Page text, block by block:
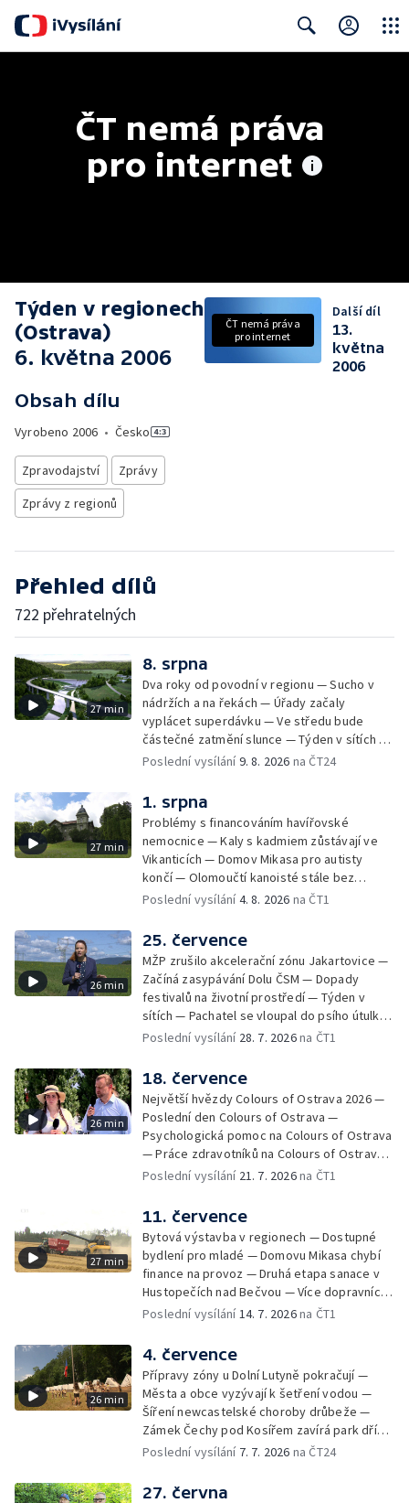
ČT nemá práva
pro internet
Týden v regionech
(Ostrava)
6. května 2006
Obsah dílu
Vyrobeno 2006 • Česko
Zpravodajství
Zprávy
Zprávy z regionů
ČT nemá práva
pro internet
Další díl
13.
května
2006
Přehled dílů
722 přehratelných
27 min
8. srpna
Dva roky od povodní v regionu — Sucho v
nádržích a na řekách — Úřady začaly
vyplácet superdávku — Ve středu bude
částečné zatmění slunce — Týden v sítích —
Jede se mistrovství světa v koloběhu —
Poslední vysílání9. 8. 2026 na ČT24
27 min
1. srpna
Problémy s financováním havířovské
nemocnice — Kaly s kadmiem zůstávají ve
Vikanticích — Domov Mikasa pro autisty
končí — Olomoučtí kanoisté stále bez
cvičného kanálu — Tereza Kneblová je
Nové využití pro Hückelovy vily — Nové
varhany v Rudě u Rýmařova
Poslední vysílání4. 8. 2026 na ČT1
26 min
25. července
MŽP zrušilo akcelerační zónu Jakartovice —
Začíná zasypávání Dolu ČSM — Dopady
festivalů na životní prostředí — Týden v
sítích — Pachatel se vloupal do psího útulku
— Dobrovolný armádní výcvik středoškoláků
Poslední vysílání 28. 7. 2026na ČT1
26 min
18. července
Největší hvězdy Colours of Ostrava 2026 —
Poslední den Colours of Ostrava —
Psychologická pomoc na Colours of Ostrava
— Práce zdravotníků na Colours of Ostrava
— Týden v sítích — Umění v době umělé
Poslední vysílání 21. 7. 2026na ČT1
27 min
11. července
Bytová výstavba v regionech — Dostupné
bydlení pro mladé — Domovu Mikasa chybí
finance na provoz — Druhá etapa sanace v
Hustopečích nad Bečvou — Více dopravních
nehod v létě — Týden v sítích — Žně v Česku
Poslední vysílání14. 7. 2026na ČT1
26 min
4. července
Přípravy zóny u Dolní Lutyně pokračují —
Města a obce vyzývají k šetření vodou —
Šíření newcastelské choroby drůbeže —
Zámek Čechy pod Kosířem zavírá park dříve
— Začíná hlavní turistická sezóna v MS kraji
150 let od narození Jana Čapka
Poslední vysílání 7. 7. 2026 na ČT24
27. června